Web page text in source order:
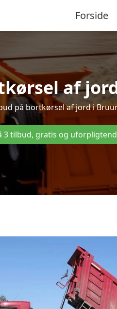
Forside
af
på bortkørsel af jord i
3 tilbud, gratis og